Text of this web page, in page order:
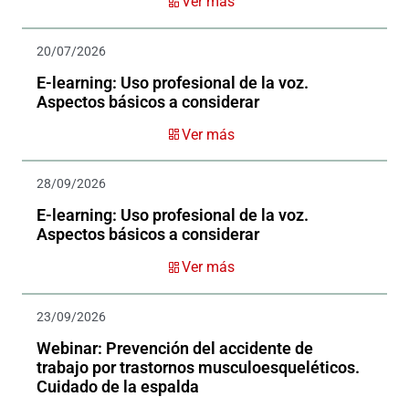
20/07/2026
E-learning: Uso profesional de la voz.
Aspectos básicos a considerar
Ver más
28/09/2026
E-learning: Uso profesional de la voz.
Aspectos básicos a considerar
Ver más
23/09/2026
Webinar: Prevención del accidente de
trabajo por trastornos musculoesqueléticos.
Cuidado de la espalda